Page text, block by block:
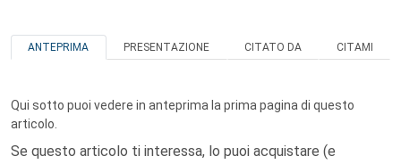
ANTEPRIMA PRESENTAZIONE CITATO DA CITAMI
Qui sotto puoi vedere in anteprima la prima pagina di questo
articolo.
Se questo articolo ti interessa, lo puoi acquistare (e